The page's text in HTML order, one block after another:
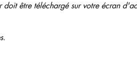
être téléchargé sur votre écran